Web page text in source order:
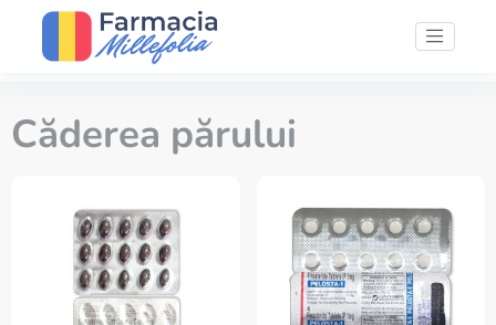
Căderea părului